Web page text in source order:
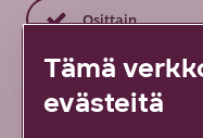
Osittain
En lainkaan
Tämä
evästeitä